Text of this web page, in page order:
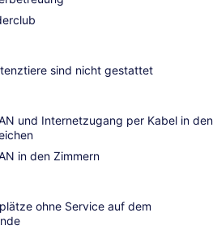
sind nicht gestattet
und Internetzugang per Kabel in den
in den Zimmern
ohne Service auf dem